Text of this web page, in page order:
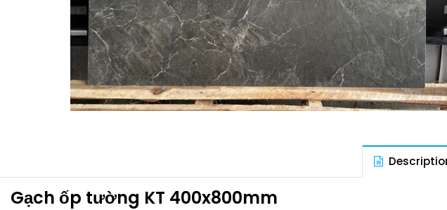
Gạch ốp tường KT 400x800mm